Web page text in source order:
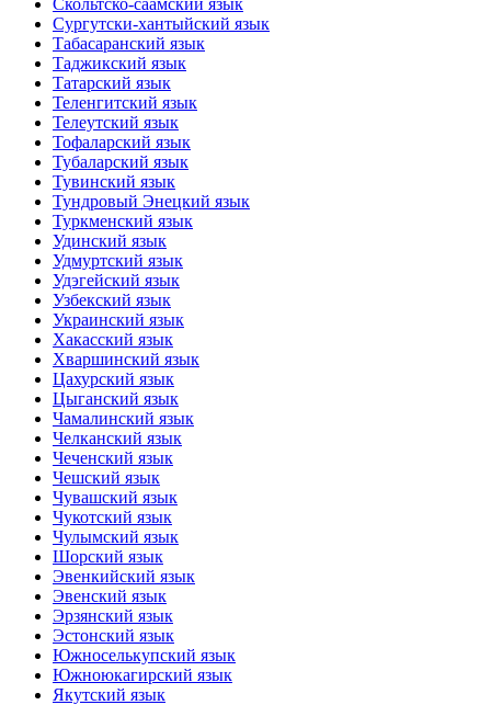
Скольтско-саамский язык
Сургутски-хантыйский язык
Табасаранский язык
Таджикский язык
Татарский язык
Теленгитский язык
Телеутский язык
Тофаларский язык
Тубаларский язык
Тувинский язык
Тундровый Энецкий язык
Туркменский язык
Удинский язык
Удмуртский язык
Удэгейский язык
Узбекский язык
Украинский язык
Хакасский язык
Хваршинский язык
Цахурский язык
Цыганский язык
Чамалинский язык
Челканский язык
Чеченский язык
Чешский язык
Чувашский язык
Чукотский язык
Чулымский язык
Шорский язык
Эвенкийский язык
Эвенский язык
Эрзянский язык
Эстонский язык
Южноселькупский язык
Южноюкагирский язык
Якутский язык